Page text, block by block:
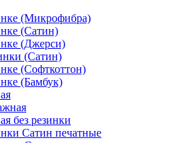
(Микрофибра)
(Сатин)
(Джерси)
(Сатин)
(Софткоттон)
(Бамбук)
без резинки
Сатин печатные